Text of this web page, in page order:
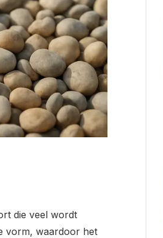
die veel wordt
vorm, waardoor het